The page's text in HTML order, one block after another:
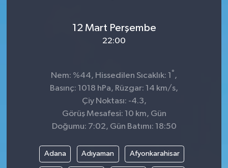
12 Mart Perşembe
22:00
Nem: %44, Hissedilen Sıcaklık: 1 ° ,
Basınç: 1018 hPa, Rüzgar: 14 km/s,
Çiy Noktası: -4.3,
Görüş Mesafesi: 10 km, Gün
Doğumu: 7:02, Gün Batımı: 18:50
Adana Adıyaman Afyonkarahisar